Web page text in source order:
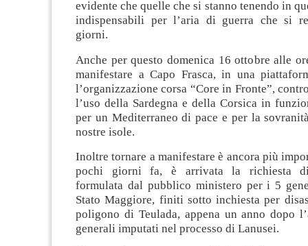
evidente che quelle che si stanno tenendo in
indispensabili per l’aria di guerra che si
giorni.
Anche per questo domenica 16 ottobre alle
manifestare a Capo Frasca, in una
l’organizzazione corsa “Core in Fronte”,
l’uso della Sardegna e della Corsica in
per un Mediterraneo di pace e per la
nostre isole.
Inoltre tornare a manifestare è ancora più
pochi giorni fa, è arrivata la richiesta di
formulata dal pubblico ministero per i 5
Stato Maggiore, finiti sotto inchiesta per
poligono di Teulada, appena un anno dopo
generali imputati nel processo di Lanusei.